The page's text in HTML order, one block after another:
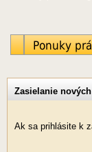
Zasielanie
Ak sa prihlásite k